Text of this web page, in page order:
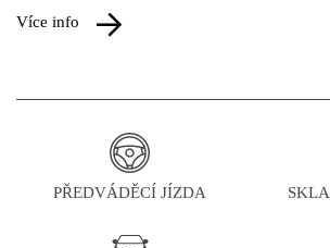
více info
PŘEDVÁDĚCÍ JÍZDA